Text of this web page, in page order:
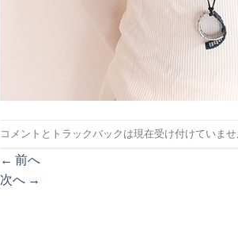
コメントとトラックバックは現在受け付けていま
← 前へ
次へ →